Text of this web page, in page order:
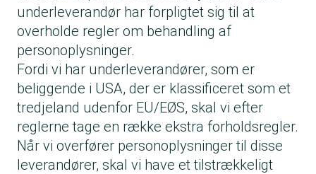
underleverandør har forpligtet sig til at
overholde regler om behandling af
personoplysninger.
Fordi vi har underleverandører, som er
beliggende i USA, der er klassificeret som et
tredjeland udenfor EU/EØS, skal vi efter
reglerne tage en række ekstra forholdsregler.
Når vi overfører personoplysninger til disse
leverandører, skal vi have et tilstrækkeligt